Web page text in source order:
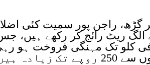
گڑھ، راجن پور سمیت کئی
الگ ریٹ رائج کر رکھے ہیں،
ایل پی جی 500 سے 550 روپے فی کلو تک مہنگی
ہیں۔